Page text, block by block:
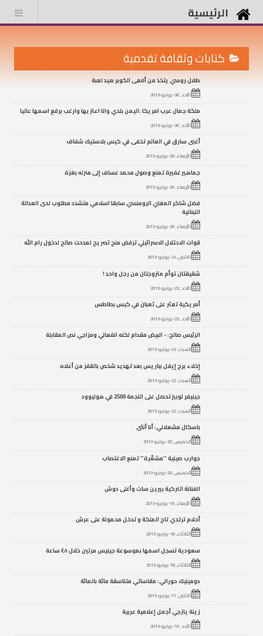
الرئيسية
كتابات وثقافة تقدمية
طفل روسي يتخذ من أفعى الكوبر هيد لعبة
الأحد, 30-يونيو-2013
ملكة جمال عرب امريكا :اليمن بلدي وانا اعتز بها وارغب برفع اسمها عاليا
الأحد, 30-يونيو-2013
أغبى سارق في العالم تخفى في كيس بلاستيك شفاف
الأربعاء, 26-يونيو-2013
جماهير غفيرة تمنع وصول محمد عساف إلى منزله بغزة
الأربعاء, 26-يونيو-2013
فضل شاكر المغني الرومنسي سابقا اسلامي متشدد مطلوب لدى العدالة
اللبنانية
الأربعاء, 26-يونيو-2013
قوات الاحتلال الاسرائيلي ترفض منح تصريح لمدحت صالح لدخول رام الله
الاثنين, 24-يونيو-2013
شقيقتان توأم متزوجتان من رجل واحد !
الأحد, 23-يونيو-2013
أمريكية تعثر على ثعبان في كيس بطاطس
الأحد, 23-يونيو-2013
الرئيس صالح: - البيض مقدام لكنه انفعالي ومزاجي نص المقابلة
السبت, 22-يونيو-2013
إخلاء برج إيفل بباريس بعد تهديد شخص بالقفز من أعلاه
السبت, 22-يونيو-2013
جينيفر لوبيز تحصل على النجمة 2500 في هوليوود
السبت, 22-يونيو-2013
باسكال مشعلاني: أنا أنثى
الخميس, 20-يونيو-2013
جوارب صينية ''مشعّرة'' تمنع الاغتصاب
الخميس, 20-يونيو-2013
الفنانة التركية بيرين سات وأغلى دوش
الأربعاء, 19-يونيو-2013
أحلام ترتدي تاج الملكة و تدخل محمولة على عرش
الثلاثاء, 18-يونيو-2013
سعودية تسجل اسمها بموسوعة جينيس مرتين خلال ٤٨ ساعة
الثلاثاء, 18-يونيو-2013
دومينيك حوراني: مقاساتي متناسقة مائة بالمائة
الاثنين, 17-يونيو-2013
زينة يازجي أجمل إعلامية عربية
الأحد, 16-يونيو-2013